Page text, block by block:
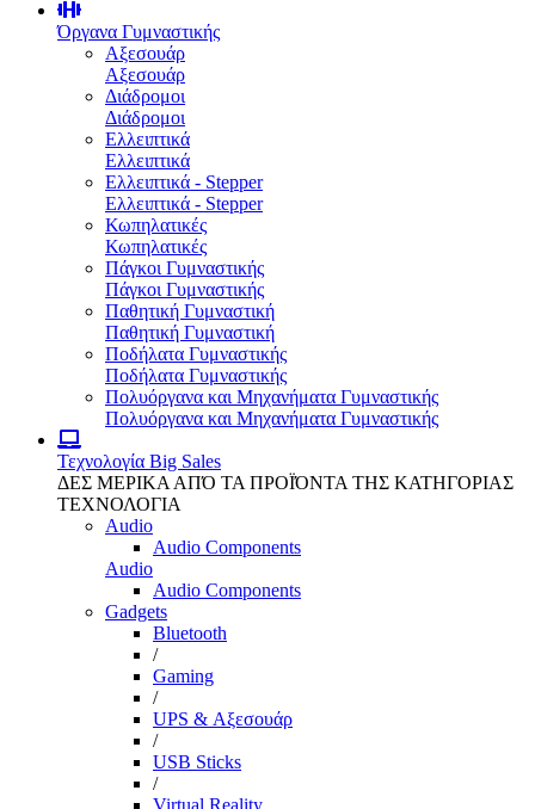
Όργανα Γυμναστικής
Αξεσουάρ
Αξεσουάρ
Διάδρομοι
Διάδρομοι
Ελλειπτικά
Ελλειπτικά
Ελλειπτικά - Stepper
Ελλειπτικά - Stepper
Κωπηλατικές
Κωπηλατικές
Πάγκοι Γυμναστικής
Πάγκοι Γυμναστικής
Παθητική Γυμναστική
Παθητική Γυμναστική
Ποδήλατα Γυμναστικής
Ποδήλατα Γυμναστικής
Πολυόργανα και Μηχανήματα Γυμναστικής
Πολυόργανα και Μηχανήματα Γυμναστικής
Τεχνολογία Big Sales
ΔΕΣ ΜΕΡΙΚΑ ΑΠΌ ΤΑ ΠΡΟΪΌΝΤΑ ΤΗΣ ΚΑΤΗΓΟΡΙΑΣ
ΤΕΧΝΟΛΟΓΙΑ
Audio
Audio Components
Audio
Audio Components
Gadgets
Bluetooth
/
Gaming
/
UPS & Αξεσουάρ
/
USB Sticks
/
Virtual Reality